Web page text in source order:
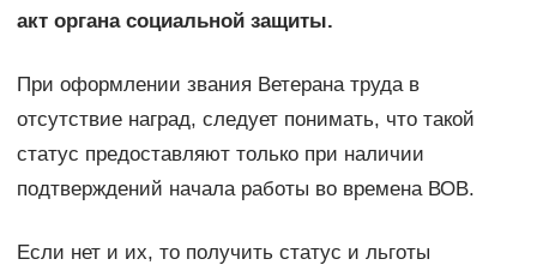
акт органа социальной защиты.
При оформлении звания Ветерана труда в
отсутствие наград, следует понимать, что такой
статус предоставляют только при наличии
подтверждений начала работы во времена ВОВ.
Если нет и их, то получить статус и льготы